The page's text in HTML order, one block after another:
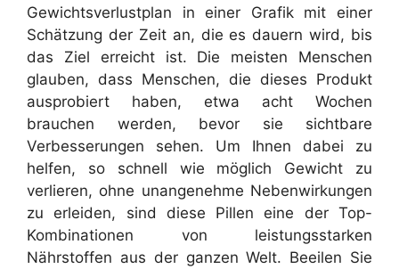
Gewichtsverlustplan in einer Grafik mit einer
Schätzung der Zeit an, die es dauern wird, bis
das Ziel erreicht ist. Die meisten Menschen
glauben, dass Menschen, die dieses Produkt
ausprobiert haben, etwa acht Wochen
brauchen werden, bevor sie sichtbare
Verbesserungen sehen. Um Ihnen dabei zu
helfen, so schnell wie möglich Gewicht zu
verlieren, ohne unangenehme Nebenwirkungen
zu erleiden, sind diese Pillen eine der Top-
Kombinationen von leistungsstarken
Nährstoffen aus der ganzen Welt. Beeilen Sie